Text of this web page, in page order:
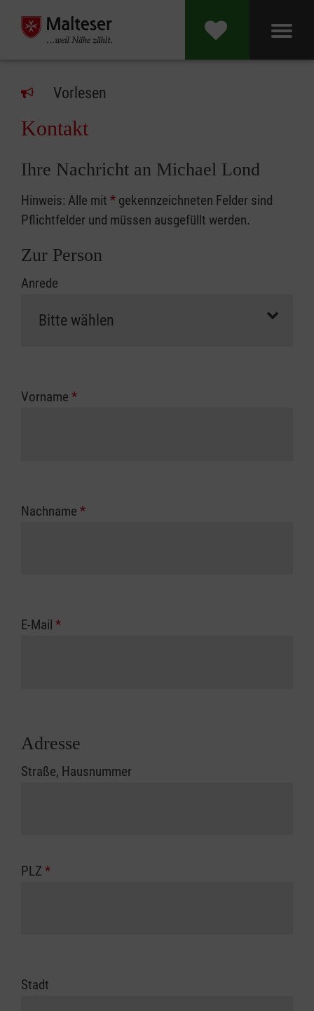
Vorlesen
Kontakt
Ihre Nachricht an Michael Lond
Hinweis: Alle mit * gekennzeichneten Felder sind
Pflichtfelder und müssen ausgefüllt werden.
Zur Person
Anrede
Vorname *
Nachname *
E-Mail *
Adresse
Straße, Hausnummer
PLZ *
Stadt